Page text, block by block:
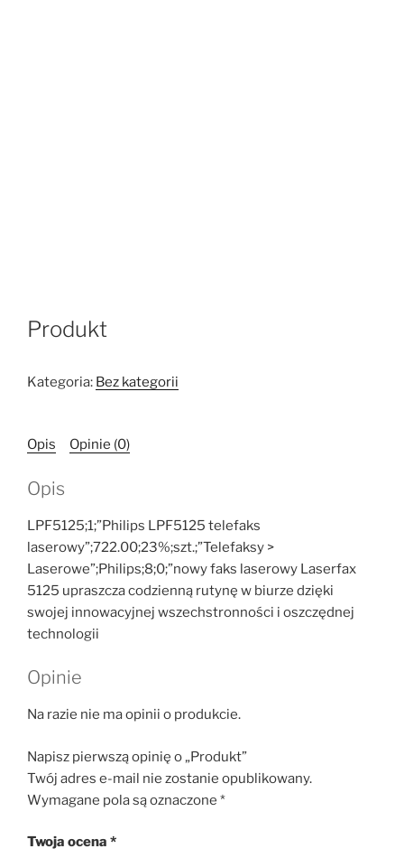
Produkt
Kategoria: Bez kategorii
Opis Opinie (0)
Opis
LPF5125;1;”Philips LPF5125 telefaks
laserowy”;722.00;23%;szt.;”Telefaksy >
Laserowe”;Philips;8;0;”nowy faks laserowy Laserfax
5125 upraszcza codzienną rutynę w biurze dzięki
swojej innowacyjnej wszechstronności i oszczędnej
technologii
Opinie
Na razie nie ma opinii o produkcie.
Napisz pierwszą opinię o „Produkt”
Twój adres e-mail nie zostanie opublikowany.
Wymagane pola są oznaczone *
Twoja ocena *